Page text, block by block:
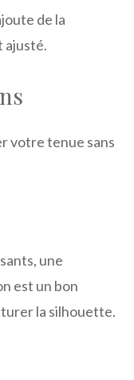
de la
ajusté.
votre tenue sans
une
est un bon
la silhouette.